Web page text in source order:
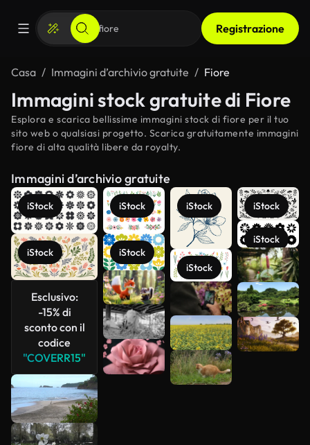
Registrazione
Casa Immagini d’archivio gratuite Fiore
Immagini stock gratuite di Fiore
Esplora e scarica bellissime immagini stock di fiore per il tuo
sito web o qualsiasi progetto. Scarica gratuitamente immagini
fiore di alta qualità libere da royalty.
Immagini d’archivio gratuite
iStock
iStock
Esclusivo:
-15% di
sconto con il
codice
"COVERR15"
iStock
iStock
iStock
iStock
iStock
iStock
Scopri di
più